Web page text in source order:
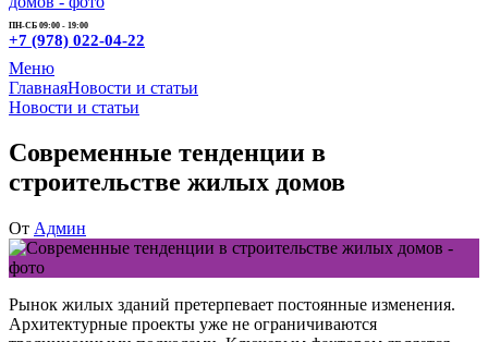
ПН-СБ 09:00 - 19:00
+7 (978) 022-04-22
Меню
ГлавнаяНовости и статьи
Новости и статьи
Современные тенденции в
строительстве жилых домов
От Админ
Рынок жилых зданий претерпевает постоянные изменения.
Архитектурные проекты уже не ограничиваются